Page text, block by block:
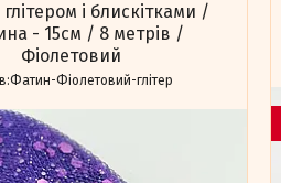
і блискітками /
- 15см / 8 метрів /
Фіолетовий
в:Фатин-Фіолетовий-глітер